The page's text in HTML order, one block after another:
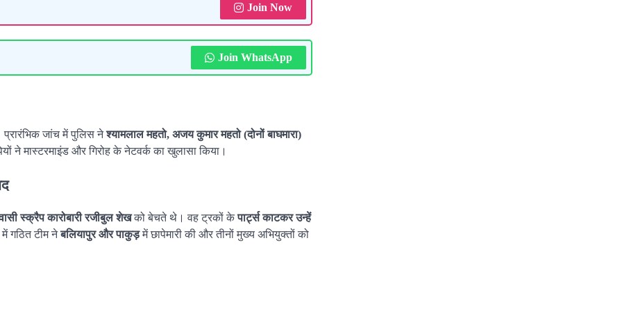
Join Now
Join WhatsApp
प्रारंभिक जांच में पुलिस नेश्यामलाल महतो, अजय कुमार महतो (दोनों बाघमारा)
ने मास्टरमाइंड और गिरोह के नेटवर्क का खुलासा किया।
स्क्रैप कारोबारी रजीबुल शेखको बेचते थे। वह ट्रकों केपार्ट्स काटकर उन्हें
गठित टीम नेबलियापुर और पाकुड़में छापेमारी की और तीनों मुख्य अभियुक्तों को